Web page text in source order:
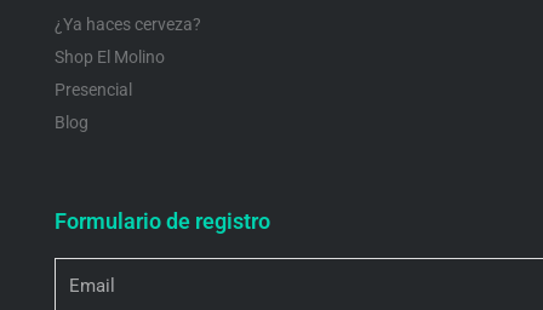
¿Ya haces cerveza?
Shop El Molino
Presencial
Blog
Formulario de registro